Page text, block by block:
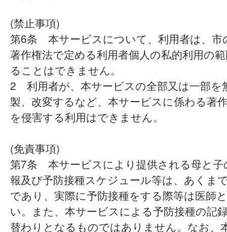
(禁止事項)
第6条 本サービスについて、利用者は、市
著作権法で定める利用者個人の私的利用の
ることはできません。
2 利用者が、本サービスの全部又は一部を
製、改変するなど、本サービスに係わる著
を侵害する利用はできません。
(免責事項)
第7条 本サービスにより提供される母と子
報及び予防接種スケジュール等は、あくま
であり、実際に予防接種をする際等は医師
い。また、本サービスによる予防接種の記
替わりとなるものではありません。なお、